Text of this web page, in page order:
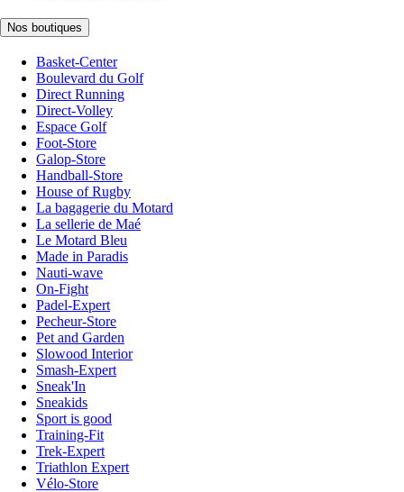
Nos boutiques
Basket-Center
Boulevard du Golf
Direct Running
Direct-Volley
Espace Golf
Foot-Store
Galop-Store
Handball-Store
House of Rugby
La bagagerie du Motard
La sellerie de Maé
Le Motard Bleu
Made in Paradis
Nauti-wave
On-Fight
Padel-Expert
Pecheur-Store
Pet and Garden
Slowood Interior
Smash-Expert
Sneak'In
Sneakids
Sport is good
Training-Fit
Trek-Expert
Triathlon Expert
Vélo-Store